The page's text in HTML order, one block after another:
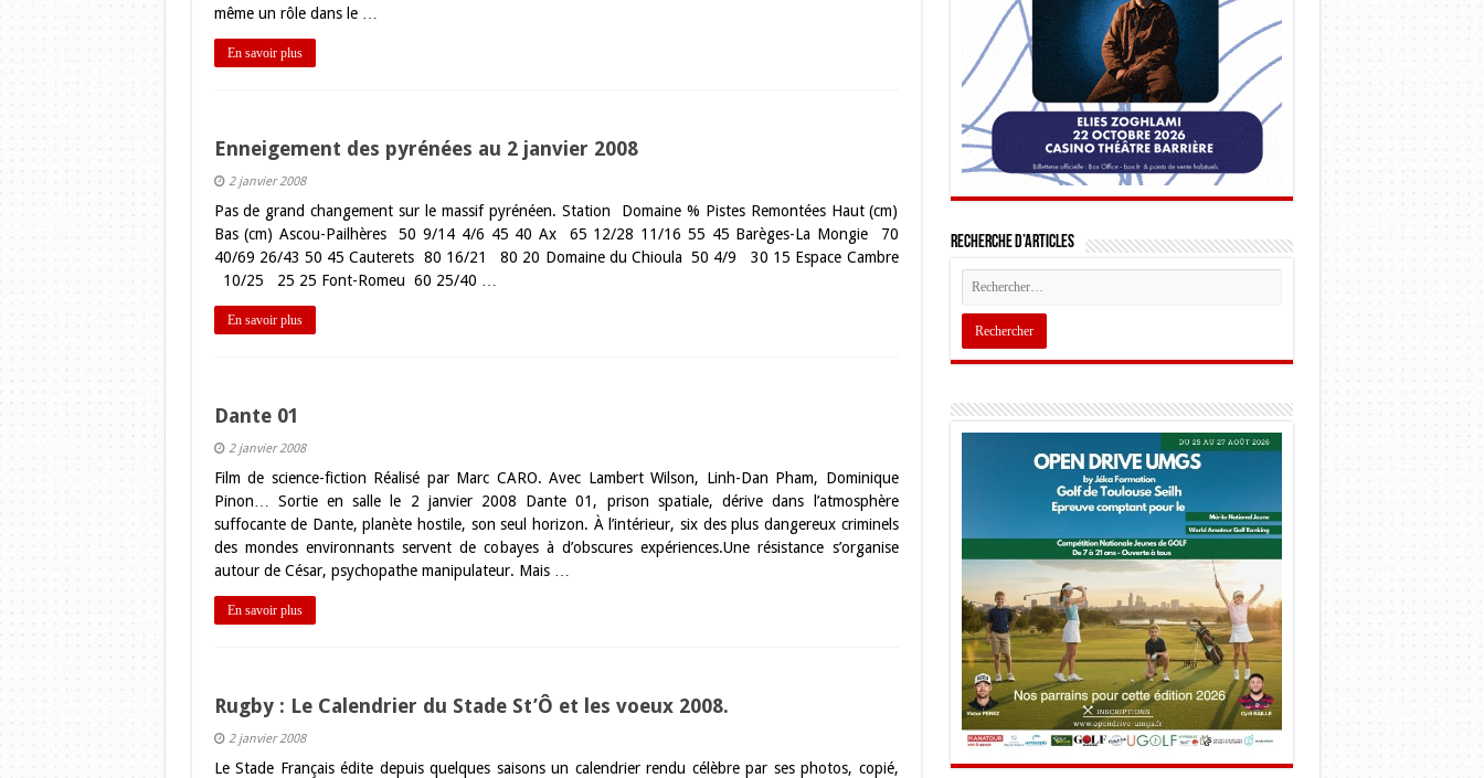
même un rôle dans le …
En savoir plus
Enneigement des pyrénées au 2 janvier 2008
2 janvier 2008
Pas de grand changement sur le massif pyrénéen. Station Domaine % Pistes Remontées Haut (cm)
Bas (cm) Ascou-Pailhères 50 9/14 4/6 45 40 Ax 65 12/28 11/16 55 45 Barèges-La Mongie 70
40/69 26/43 50 45 Cauterets 80 16/21 80 20 Domaine du Chioula 50 4/9 30 15 Espace Cambre
10/25 25 25 Font-Romeu 60 25/40 …
En savoir plus
Dante 01
2 janvier 2008
Film de science-fiction Réalisé par Marc CARO. Avec Lambert Wilson, Linh-Dan Pham, Dominique
Pinon… Sortie en salle le 2 janvier 2008 Dante 01, prison spatiale, dérive dans l’atmosphère
suffocante de Dante, planète hostile, son seul horizon. À l’intérieur, six des plus dangereux criminels
des mondes environnants servent de cobayes à d’obscures expériences.Une résistance s’organise
autour de César, psychopathe manipulateur. Mais …
En savoir plus
Rugby : Le Calendrier du Stade St’Ô et les voeux 2008.
2 janvier 2008
Le Stade Français édite depuis quelques saisons un calendrier rendu célèbre par ses photos, copié,
Recherche d’articles